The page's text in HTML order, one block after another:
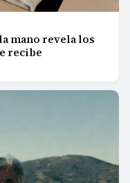
mano revela los
recibe